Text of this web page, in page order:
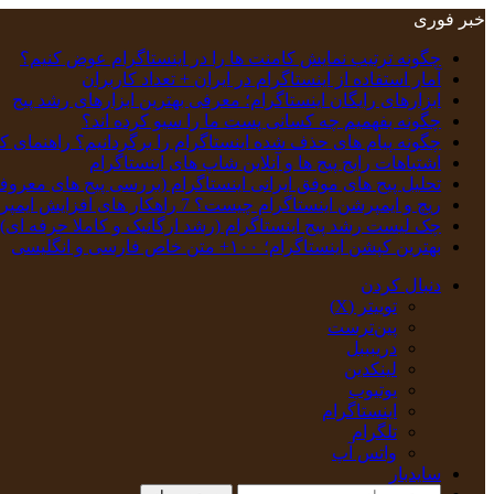
خبر فوری
چگونه ترتیب نمایش کامنت‌ ها را در اینستاگرام عوض کنیم؟
آمار استفاده از اینستاگرام در ایران + تعداد کاربران
ابزارهای رایگان اینستاگرام؛ معرفی بهترین ابزارهای رشد پیج
چگونه بفهمیم چه کسانی پست ما را سیو کرده اند؟
چگونه پیام‌ های حذف‌ شده اینستاگرام را برگردانیم؟ راهنمای
اشتباهات رایج پیج ها و آنلاین شاپ های اینستاگرام
تحلیل پیج‌ های موفق ایرانی اینستاگرام (بررسی پیج های
ریچ و ایمپرشن اینستاگرام چیست؟ 7 راهکار های افزایش ایمپرشن
چک‌ لیست رشد پیج اینستاگرام (رشد ارگانیک و کاملا حرفه ای)
بهترین کپشن‌ اینستاگرام؛ ۱۰۰+ متن خاص فارسی و انگلیسی
دنبال کردن
توییتر (X)
‫پین‌ترست
دریبببل
لینکدین
یوتیوب
اینستاگرام
تلگرام
واتس آپ
سایدبار